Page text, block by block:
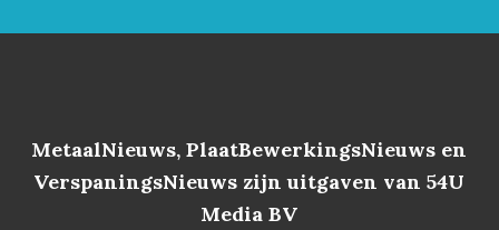
MetaalNieuws, PlaatBewerkingsNieuws en
VerspaningsNieuws zijn uitgaven van 54U
Media BV